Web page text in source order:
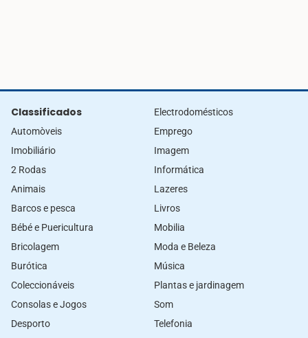
Classificados
Automòveis
Imobiliário
2 Rodas
Animais
Barcos e pesca
Bébé e Puericultura
Bricolagem
Burótica
Coleccionáveis
Consolas e Jogos
Desporto
Electrodomésticos
Emprego
Imagem
Informática
Lazeres
Livros
Mobilia
Moda e Beleza
Música
Plantas e jardinagem
Som
Telefonia